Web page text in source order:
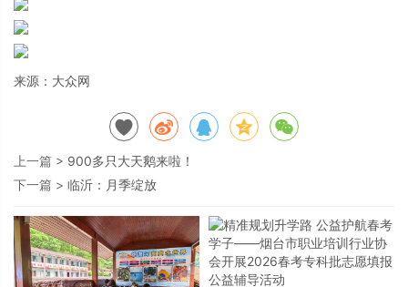
来源：大众网
上一篇 > 900多只大天鹅来啦！
下一篇 > 临沂：月季绽放